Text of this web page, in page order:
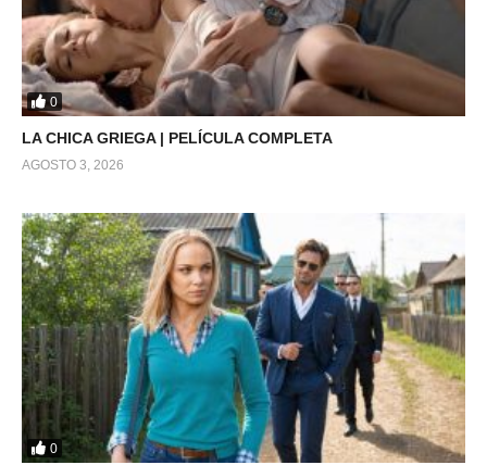
0
LA CHICA GRIEGA | PELÍCULA COMPLETA
AGOSTO 3, 2026
0